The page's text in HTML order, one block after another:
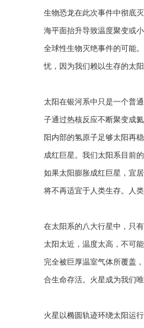
生物恐龙在此次事件中彻底
海平面抬升导致温度聚变或
全球性生物灭绝事件的可能
忧，因为我们赖以生存的太阳
太阳在银河系中只是一个普
子通过热核反应不断聚变成
阳内部的氢原子足够太阳再
成红巨星。我们太阳系目前
如果太阳膨胀成红巨星，宜
将不再适宜于人类生存。人
在太阳系的八大行星中，只
太阳太近，温度太高，不可
完全被巨厚温室气体所覆盖
合生命存活。火星成为我们
火星以椭圆轨迹环绕太阳运